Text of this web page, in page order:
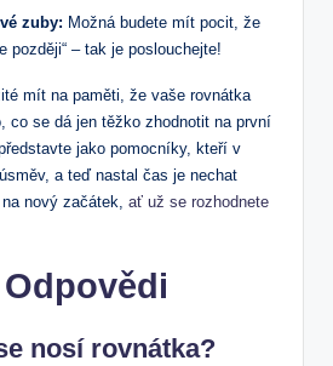
zuby: Možná budete mít pocit, že
později“ – tak je poslouchejte!
mít na paměti, že vaše rovnátka
co se dá jen těžko zhodnotit na první
jako pomocníky, kteří v
a teď nastal čas je nechat
nový začátek, ať už se rozhodnete
nosí rovnátka?